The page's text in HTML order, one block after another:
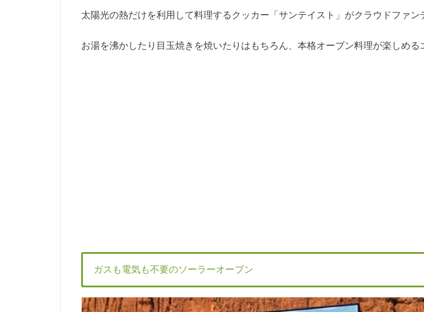
太陽光の熱だけを利用して料理するクッカー「サンテイスト」がクラウドファン
お湯を沸かしたり目玉焼きを焼いたりはもちろん、本格オーブン料理が楽しめる
ガスも電気も不要のソーラーオーブン